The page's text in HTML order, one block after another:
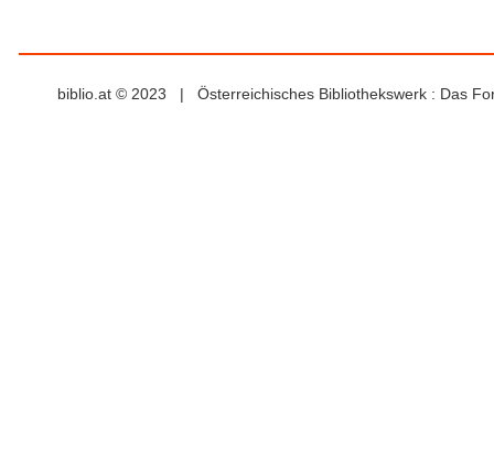
biblio.at © 2023 | Österreichisches Bibliothekswerk : Das